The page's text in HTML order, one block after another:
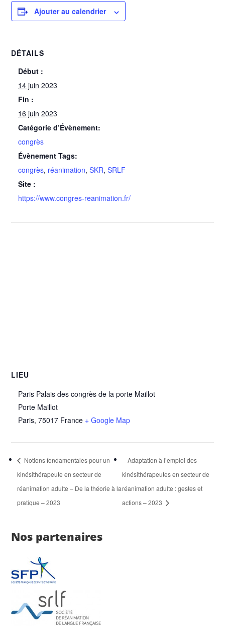
Ajouter au calendrier
DÉTAILS
Début :
14 juin 2023
Fin :
16 juin 2023
Catégorie d’Évènement:
congrès
Évènement Tags:
congrès, réanimation,SKR,SRLF
Site :
https://www.congres-reanimation.fr/
LIEU
Paris Palais des congrès de la porte Maillot
Porte Maillot
Paris, 75017 France + Google Map
Notions fondamentales pour un
kinésithérapeute en secteur de
réanimation adulte – De la théorie à la
pratique – 2023
Adaptation à l’emploi des
kinésithérapeutes en secteur de
réanimation adulte : gestes et
actions – 2023
Nos partenaires